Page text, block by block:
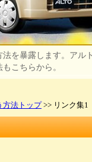
を暴露します。ア
こちらから。
方法トップ>> リンク集1